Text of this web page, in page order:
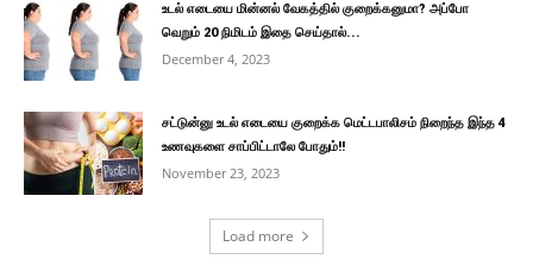
உடல் எடையை மின்னல் வேகத்தில் குறைக்கனுமா? அப்போ
வெறும் 20 நிமிடம் இதை செய்தால்...
December 4, 2023
சட்டுன்னு உடல் எடையை குறைக்க மெட்டபாலிசம் நிறைந்த இந்த 4
உணவுகளை சாப்பிட்டாலே போதும்!!
November 23, 2023
Load more